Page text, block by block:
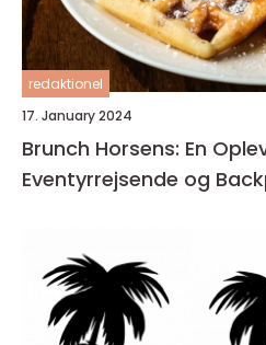
redaktionel
17. January 2024
Brunch Horsens: En
Eventyrrejsende og